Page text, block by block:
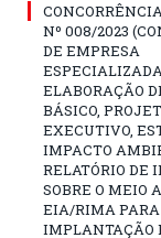
Nº 008/2023
DE EMPRESA
ELABORAÇÃO
BÁSICO,
EXECUTIVO,
IMPACTO
RELATÓRIO DE
SOBRE O MEIO
EIA/RIMA
IMPLANTAÇÃO